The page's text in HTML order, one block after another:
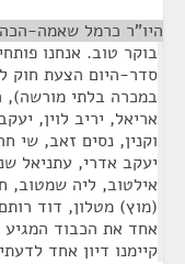
היו"ר כרמל שאמה-
בוקר טוב. אנחנו
סדר-היום הצעת חוק
אריאל, יריב לוין,
וקנין, נסים זאב, שי
יעקב אדרי, עתניאל
אילטוב, ליה שמטוב,
(מוץ) מטלון, דוד
קיימנו דיון אחד